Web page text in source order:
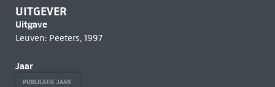
UITGEVER
Uitgave
Leuven: Peeters, 1997
Jaar
PUBLICATIE JAAR